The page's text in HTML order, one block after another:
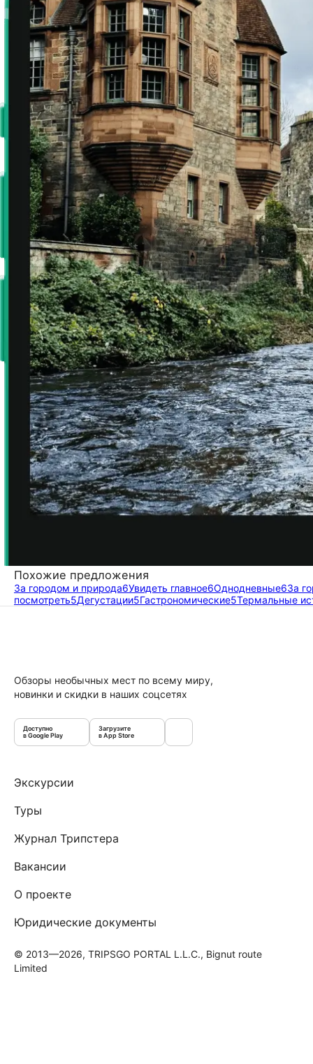
Похожие предложения
За городом и природа6Увидеть главное6Однодневные6За
посмотреть5Дегустации5Гастрономические5Термальные
Обзоры необычных мест по всему миру,
новинки и скидки в наших соцсетях
Доступно
в Google Play
Загрузите
в App Store
Экскурсии
Туры
Журнал Трипстера
Вакансии
О проекте
Юридические документы
© 2013—2026, TRIPSGO PORTAL L.L.C., Bignut route
Limited